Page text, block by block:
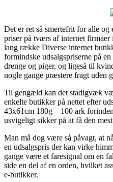
Det er ret så smertefrit for alle
priser på tværs af internet
lang række Diverse internet
formindske udsalgspriserne på
drenge og piger, og ligeså til
nogle gange præstere fragt uden
Til gengæld kan det stadigvæk
enkelte butikker på nettet efter
43x61cm 180g – 100 ark
usvigeligt sikker på at få den
Man må dog være så påvagt, at
en udsalgspris der kan virke
gange være et faresignal om en
side en del af en orden, hvilket
e-butikker.